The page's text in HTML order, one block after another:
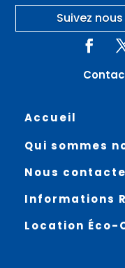
Suivez
Accueil
Qui sommes
Nous
Informations
Location Éco-